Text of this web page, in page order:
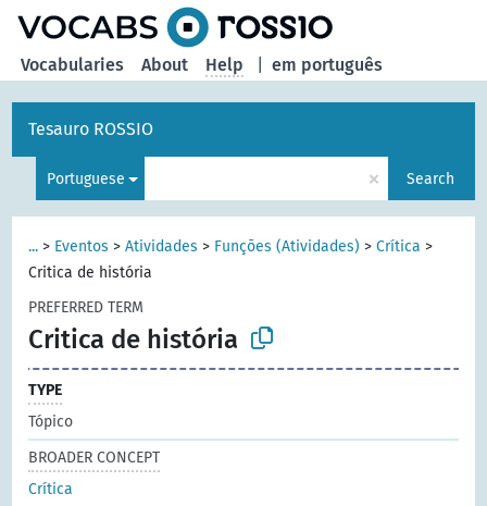
em português
Vocabularies About Help
Tesauro ROSSIO
Portuguese × Search
... > Eventos >Atividades > Funções (Atividades) >Crítica >
Critica de história
PREFERRED TERM
Critica de história
TYPE
Tópico
BROADER CONCEPT
Crítica